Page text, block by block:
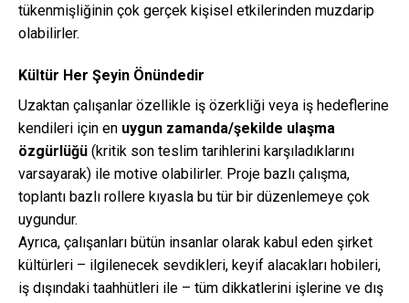
tükenmişliğinin çok gerçek kişisel etkilerinden muzdarip
olabilirler.
Kültür Her Şeyin Önündedir
Uzaktan çalışanlar özellikle iş özerkliği veya iş hedeflerine
kendileri için en uygun zamanda/şekilde ulaşma
özgürlüğü (kritik son teslim tarihlerini karşıladıklarını
varsayarak) ile motive olabilirler. Proje bazlı çalışma,
toplantı bazlı rollere kıyasla bu tür bir düzenlemeye çok
uygundur.
Ayrıca, çalışanları bütün insanlar olarak kabul eden şirket
kültürleri – ilgilenecek sevdikleri, keyif alacakları hobileri,
iş dışındaki taahhütleri ile – tüm dikkatlerini işlerine ve dış